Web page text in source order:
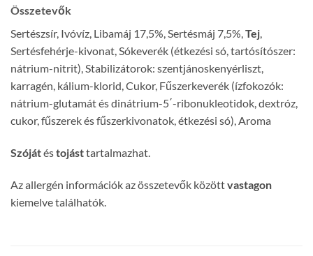
Összetevők
Sertészsír, Ivóvíz, Libamáj 17,5%, Sertésmáj 7,5%,Tej,
Sertésfehérje-kivonat, Sókeverék (étkezési só, tartósítószer:
nátrium-nitrit), Stabilizátorok: szentjánoskenyérliszt,
karragén, kálium-klorid, Cukor, Fűszerkeverék (ízfokozók:
nátrium-glutamát és dinátrium-5΄-ribonukleotidok, dextróz,
cukor, fűszerek és fűszerkivonatok, étkezési só), Aroma
Szójátéstojásttartalmazhat.
Az allergén információk az összetevők közöttvastagon
kiemelve találhatók.